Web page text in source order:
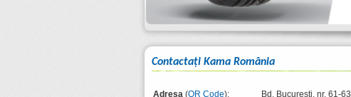
Contactaţi Kama România
Adresa (QR Code): Bd. București, nr. 61-63